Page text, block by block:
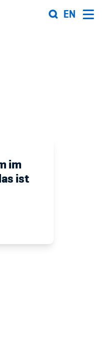
EN
und Partner
im
ist